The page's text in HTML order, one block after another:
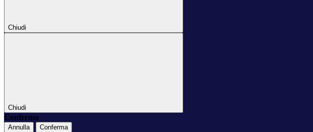
Chiudi
Chiudi
Conferma
Annulla Conferma